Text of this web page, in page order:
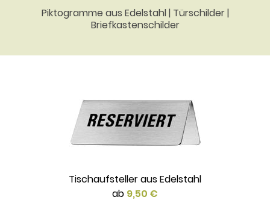
Piktogramme aus Edelstahl | Türschilder |
Briefkastenschilder
Tischaufsteller aus Edelstahl
ab 9,50 €